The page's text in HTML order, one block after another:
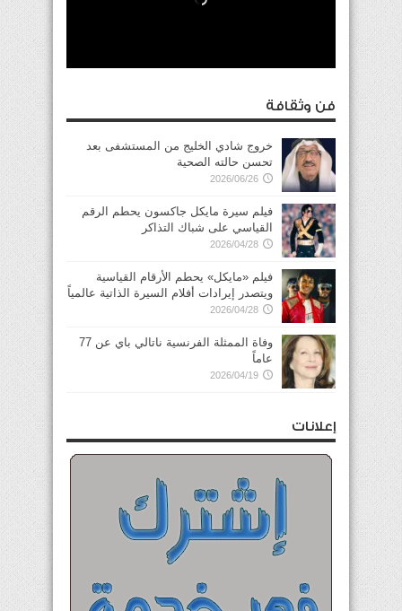
فن وثقافة
خروج شادي الخليج من المستشفى بعد
تحسن حالته الصحية
2026/06/26
فيلم سيرة مايكل جاكسون يحطم الرقم
القياسي على شباك التذاكر
2026/04/28
فيلم «مايكل» يحطم الأرقام القياسية
ويتصدر إيرادات أفلام السيرة الذاتية عالمياً
2026/04/28
وفاة الممثلة الفرنسية ناتالي باي عن 77
عاماً
2026/04/19
إعلانات